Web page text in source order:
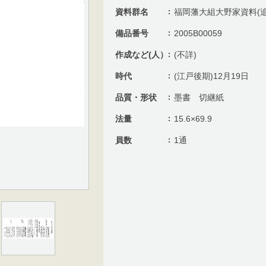
資料群名 福岡藩大組大野家資料(
備品番号 2005B00059
作成など(人） (不詳)
時代 (江戸後期)12月19日
品質・形状 墨書 切継紙
法量 15.6×69.9
員数 1通